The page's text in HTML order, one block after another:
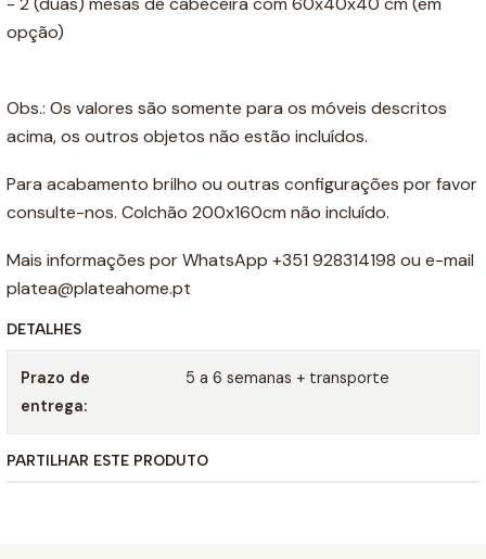
opção)
Obs.: Os valores são somente para os móveis descritos
acima, os outros objetos não estão incluídos.
Para acabamento brilho ou outras configurações por favor
consulte-nos. Colchão 200x160cm não incluído.
Mais informações por WhatsApp +351 928314198 ou e-mail
platea@plateahome.pt
DETALHES
Prazo de
entrega:
5 a 6 semanas + transporte
PARTILHAR ESTE PRODUTO